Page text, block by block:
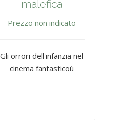
malefica
Prezzo non indicato
Gli orrori dell'infanzia nel
cinema fantasticoù